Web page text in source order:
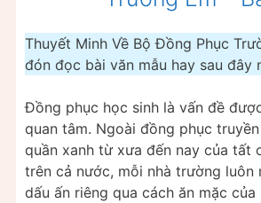
Thuyết Minh Về Bộ Đồng Phục
đón đọc bài văn mẫu hay sau đây
Đồng phục học sinh là vấn đề
quan tâm. Ngoài đồng phục
quần xanh từ xưa đến nay của tất
trên cả nước, mỗi nhà trường luôn
dấu ấn riêng qua cách ăn mặc của